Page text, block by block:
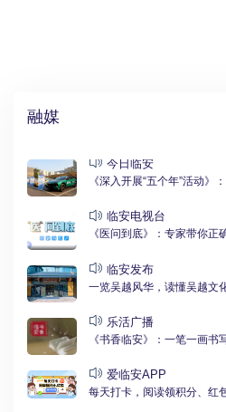
融媒
今日临安
《深入开展“五个年”活动》
临安电视台
《医问到底》：专家带你正
临安发布
一览吴越风华，读懂吴越文
乐活广播
《书香临安》：一笔一画书
爱临安APP
每天打卡，阅读领积分、红包